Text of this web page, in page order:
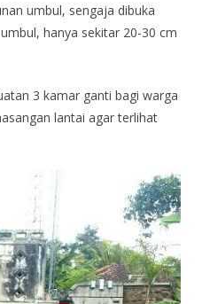
umbul, sengaja dibuka
hanya sekitar 20-30 cm
3 kamar ganti bagi warga
lantai agar terlihat